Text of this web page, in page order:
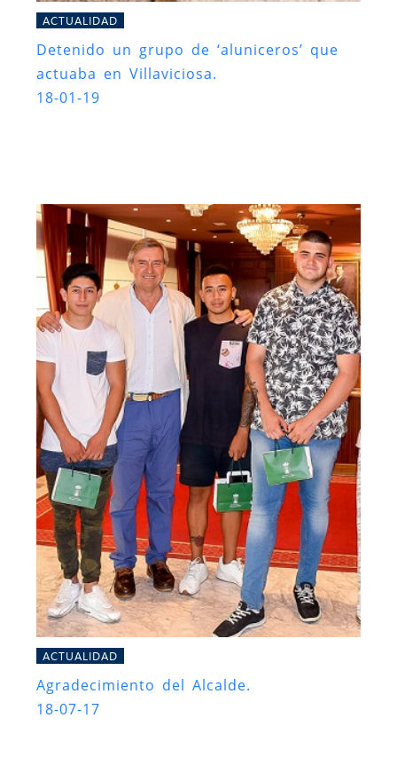
ACTUALIDAD
Detenido un grupo de ‘aluniceros’ que
actuaba en Villaviciosa.
18-01-19
ACTUALIDAD
Agradecimiento del Alcalde.
18-07-17